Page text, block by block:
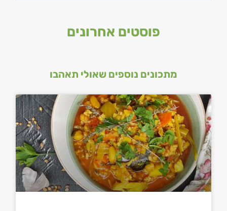
פוסטים אחרונים
מתכונים נוספים שאולי תאהבו